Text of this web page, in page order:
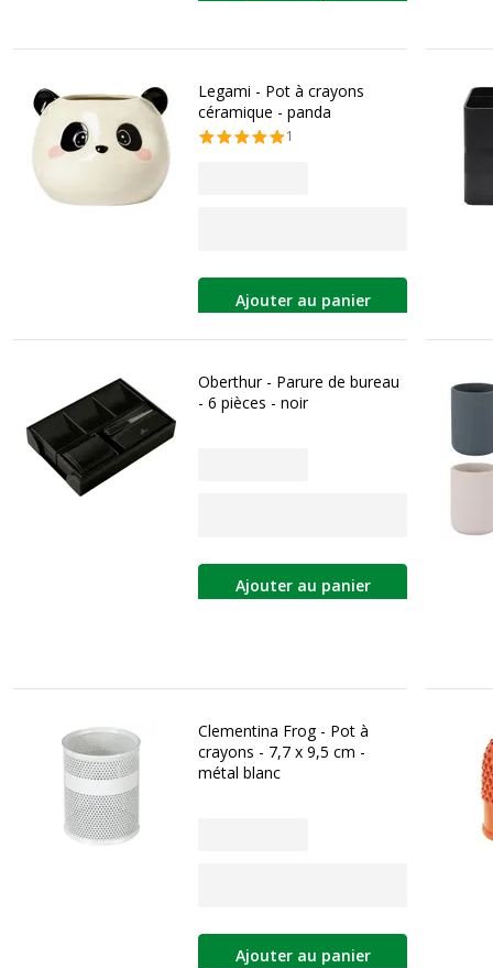
Legami - Pot à crayons
céramique - panda
1
Ajouter au panier
Oberthur - Parure de bureau
- 6 pièces - noir
Ajouter au panier
Clementina Frog - Pot à
crayons - 7,7 x 9,5 cm -
métal blanc
Ajouter au panier